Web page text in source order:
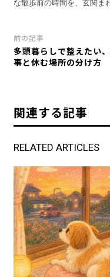
な散歩前の時間を、玄関ま
前の記事
多頭暮らしで整えたい
事と休む場所の分け方
関連する記事
RELATED ARTICLES